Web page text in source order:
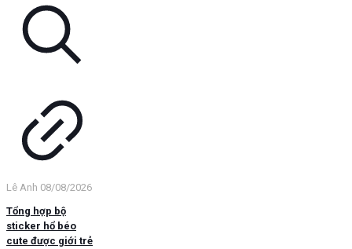
Lê Anh 08/08/2026
Tổng hợp bộ
sticker hổ béo
cute được giới trẻ